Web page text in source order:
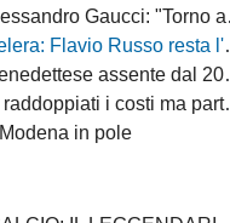
a casa, ecco chi è il nuovo allenatore"
l'obiettivo, ma cresce la concorrenza
assente dal 2007-08
parte della tribuna ancora chiusa»
in pole